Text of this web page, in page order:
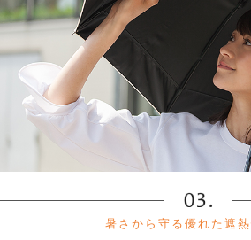
暑さから守る優れた遮